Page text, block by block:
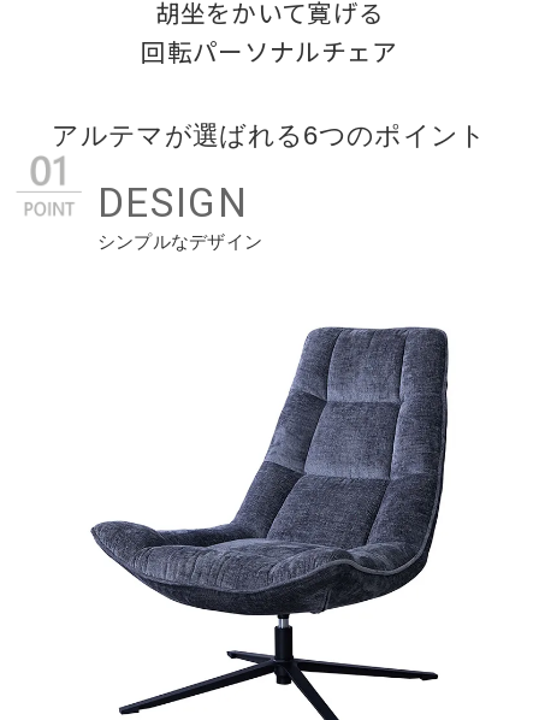
胡坐をかいて寛げる
回転パーソナルチェア
アルテマが選ばれる6つのポイント
DESIGN
シンプルなデザイン